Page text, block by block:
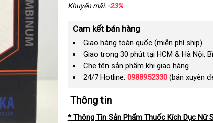
Khuyến mãi:-23%
Cam kết bán hàng
Giao hàng toàn quốc (miễn phí ship)
Giao trong 30 phút tại HCM & Hà Nội,
Che tên sản phẩm khi giao hàng
24/7 Hotline: 0988952330(bán xuyên
Thông tin
* Thông Tin Sản Phẩm Thuốc Kích Dục Nữ